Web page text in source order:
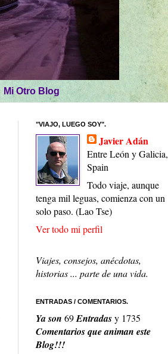
Mi Otro Blog
"VIAJO, LUEGO SOY".
Javier Adán
Entre León y Galicia,
Spain
Todo viaje, aunque
tenga mil leguas, comienza con un
solo paso. (Lao Tse)
Ver todo mi perfil
Viajes, consejos, anécdotas,
historias ... parte de una vida.
ENTRADAS / COMENTARIOS.
Ya son 69Entradasy 1735
Comentarios que animan este
Blog!!!